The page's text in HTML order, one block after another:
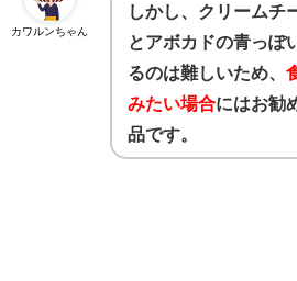
カワルンちゃん
しかし、クリームチ
とアボカドの青っぽ
るのは難しいため、
みたい場合にはお勧
品です。